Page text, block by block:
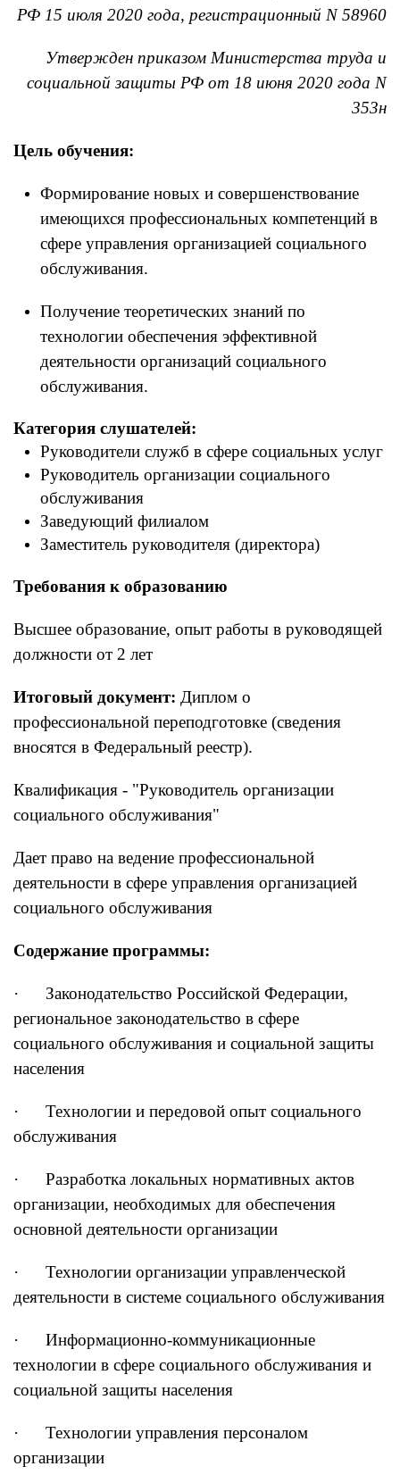
РФ 15 июля 2020 года, регистрационный N 58960
Утвержден приказом Министерства труда и
социальной защиты РФ от 18 июня 2020 года N
353н
Цель обучения:
Формирование новых и совершенствование
имеющихся профессиональных компетенций в
сфере управления организацией социального
обслуживания.
Получение теоретических знаний по
технологии обеспечения эффективной
деятельности организаций социального
обслуживания.
Категория слушателей:
Руководители служб в сфере социальных услуг
Руководитель организации социального
обслуживания
Заведующий филиалом
Заместитель руководителя (директора)
Требования к образованию
Высшее образование, опыт работы в руководящей
должности от 2 лет
Итоговый документ: Диплом о
профессиональной переподготовке (сведения
вносятся в Федеральный реестр).
Квалификация - "Руководитель организации
социального обслуживания"
Дает право на ведение профессиональной
деятельности в сфере управления организацией
социального обслуживания
Содержание программы:
· Законодательство Российской Федерации,
региональное законодательство в сфере
социального обслуживания и социальной защиты
населения
· Технологии и передовой опыт социального
обслуживания
· Разработка локальных нормативных актов
организации, необходимых для обеспечения
основной деятельности организации
· Технологии организации управленческой
деятельности в системе социального обслуживания
· Информационно-коммуникационные
технологии в сфере социального обслуживания и
социальной защиты населения
· Технологии управления персоналом
организации